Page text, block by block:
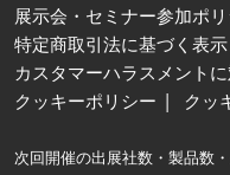
展示会・セミナー参加ポ
特定商取引法に基づく表示
カスタマーハラスメント
クッキーポリシー
クッ
次回開催の出展社数・製品数